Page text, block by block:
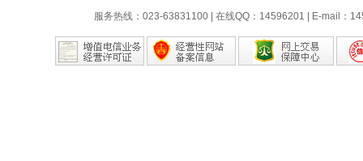
服务热线：023-63831100 | 在线QQ：14596201 | E-mail：